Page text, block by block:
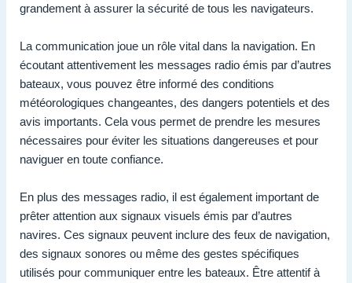
grandement à assurer la sécurité de tous les navigateurs.
La communication joue un rôle vital dans la navigation. En
écoutant attentivement les messages radio émis par d’autres
bateaux, vous pouvez être informé des conditions
météorologiques changeantes, des dangers potentiels et des
avis importants. Cela vous permet de prendre les mesures
nécessaires pour éviter les situations dangereuses et pour
naviguer en toute confiance.
En plus des messages radio, il est également important de
prêter attention aux signaux visuels émis par d’autres
navires. Ces signaux peuvent inclure des feux de navigation,
des signaux sonores ou même des gestes spécifiques
utilisés pour communiquer entre les bateaux. Être attentif à